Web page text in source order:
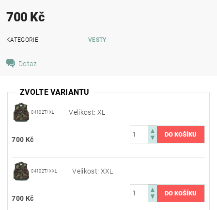
700 Kč
KATEGORIE VESTY
Dotaz
ZVOLTE VARIANTU
04102T/XL Velikost: XL
700 Kč
04102T/XXL Velikost: XXL
700 Kč